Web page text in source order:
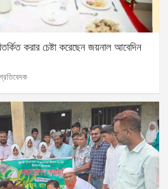
করার চেষ্টা করেছেন জয়নাল আবেদিন